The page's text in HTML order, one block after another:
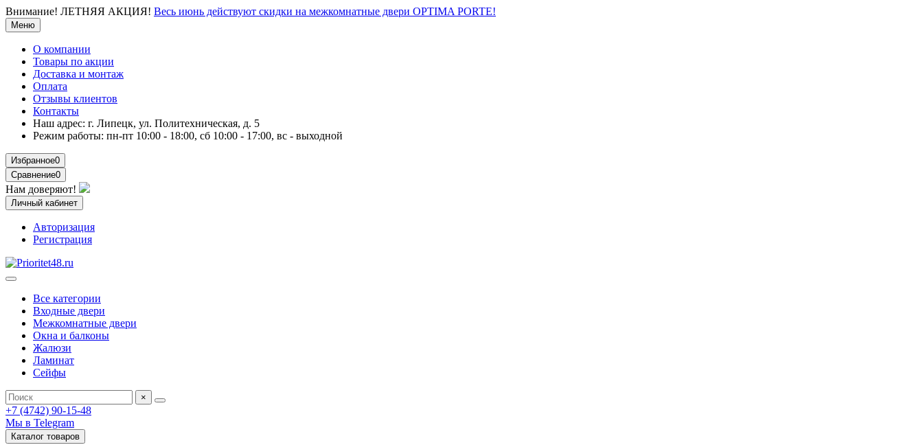
Внимание! ЛЕТНЯЯ АКЦИЯ! Весь июнь действуют скидки на межкомнатные двери OPTIMA PORTE!
Меню
О компании
Товары по акции
Доставка и монтаж
Оплата
Отзывы клиентов
Контакты
Наш адрес: г. Липецк, ул. Политехническая, д. 5
Режим работы: пн-пт 10:00 - 18:00, сб 10:00 - 17:00, вс - выходной
Избранное0
Сравнение0
Нам доверяют!
Личный кабинет
Авторизация
Регистрация
Все категории
Входные двери
Межкомнатные двери
Окна и балконы
Жалюзи
Ламинат
Сейфы
×
+7 (4742) 90-15-48
Мы в Telegram
Каталог товаров